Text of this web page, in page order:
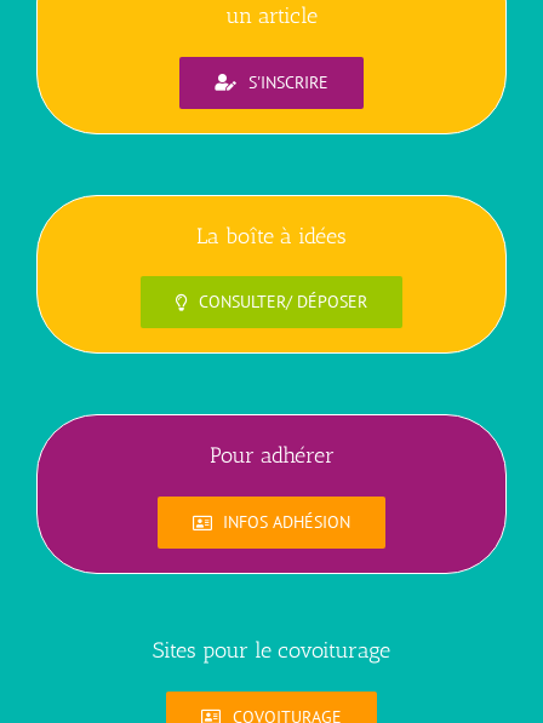
un article
S'INSCRIRE
La boîte à idées
CONSULTER/ DÉPOSER
Pour adhérer
INFOS ADHÉSION
Sites pour le covoiturage
COVOITURAGE